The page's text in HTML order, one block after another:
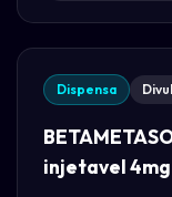
Dispensa
injetavel 4mg